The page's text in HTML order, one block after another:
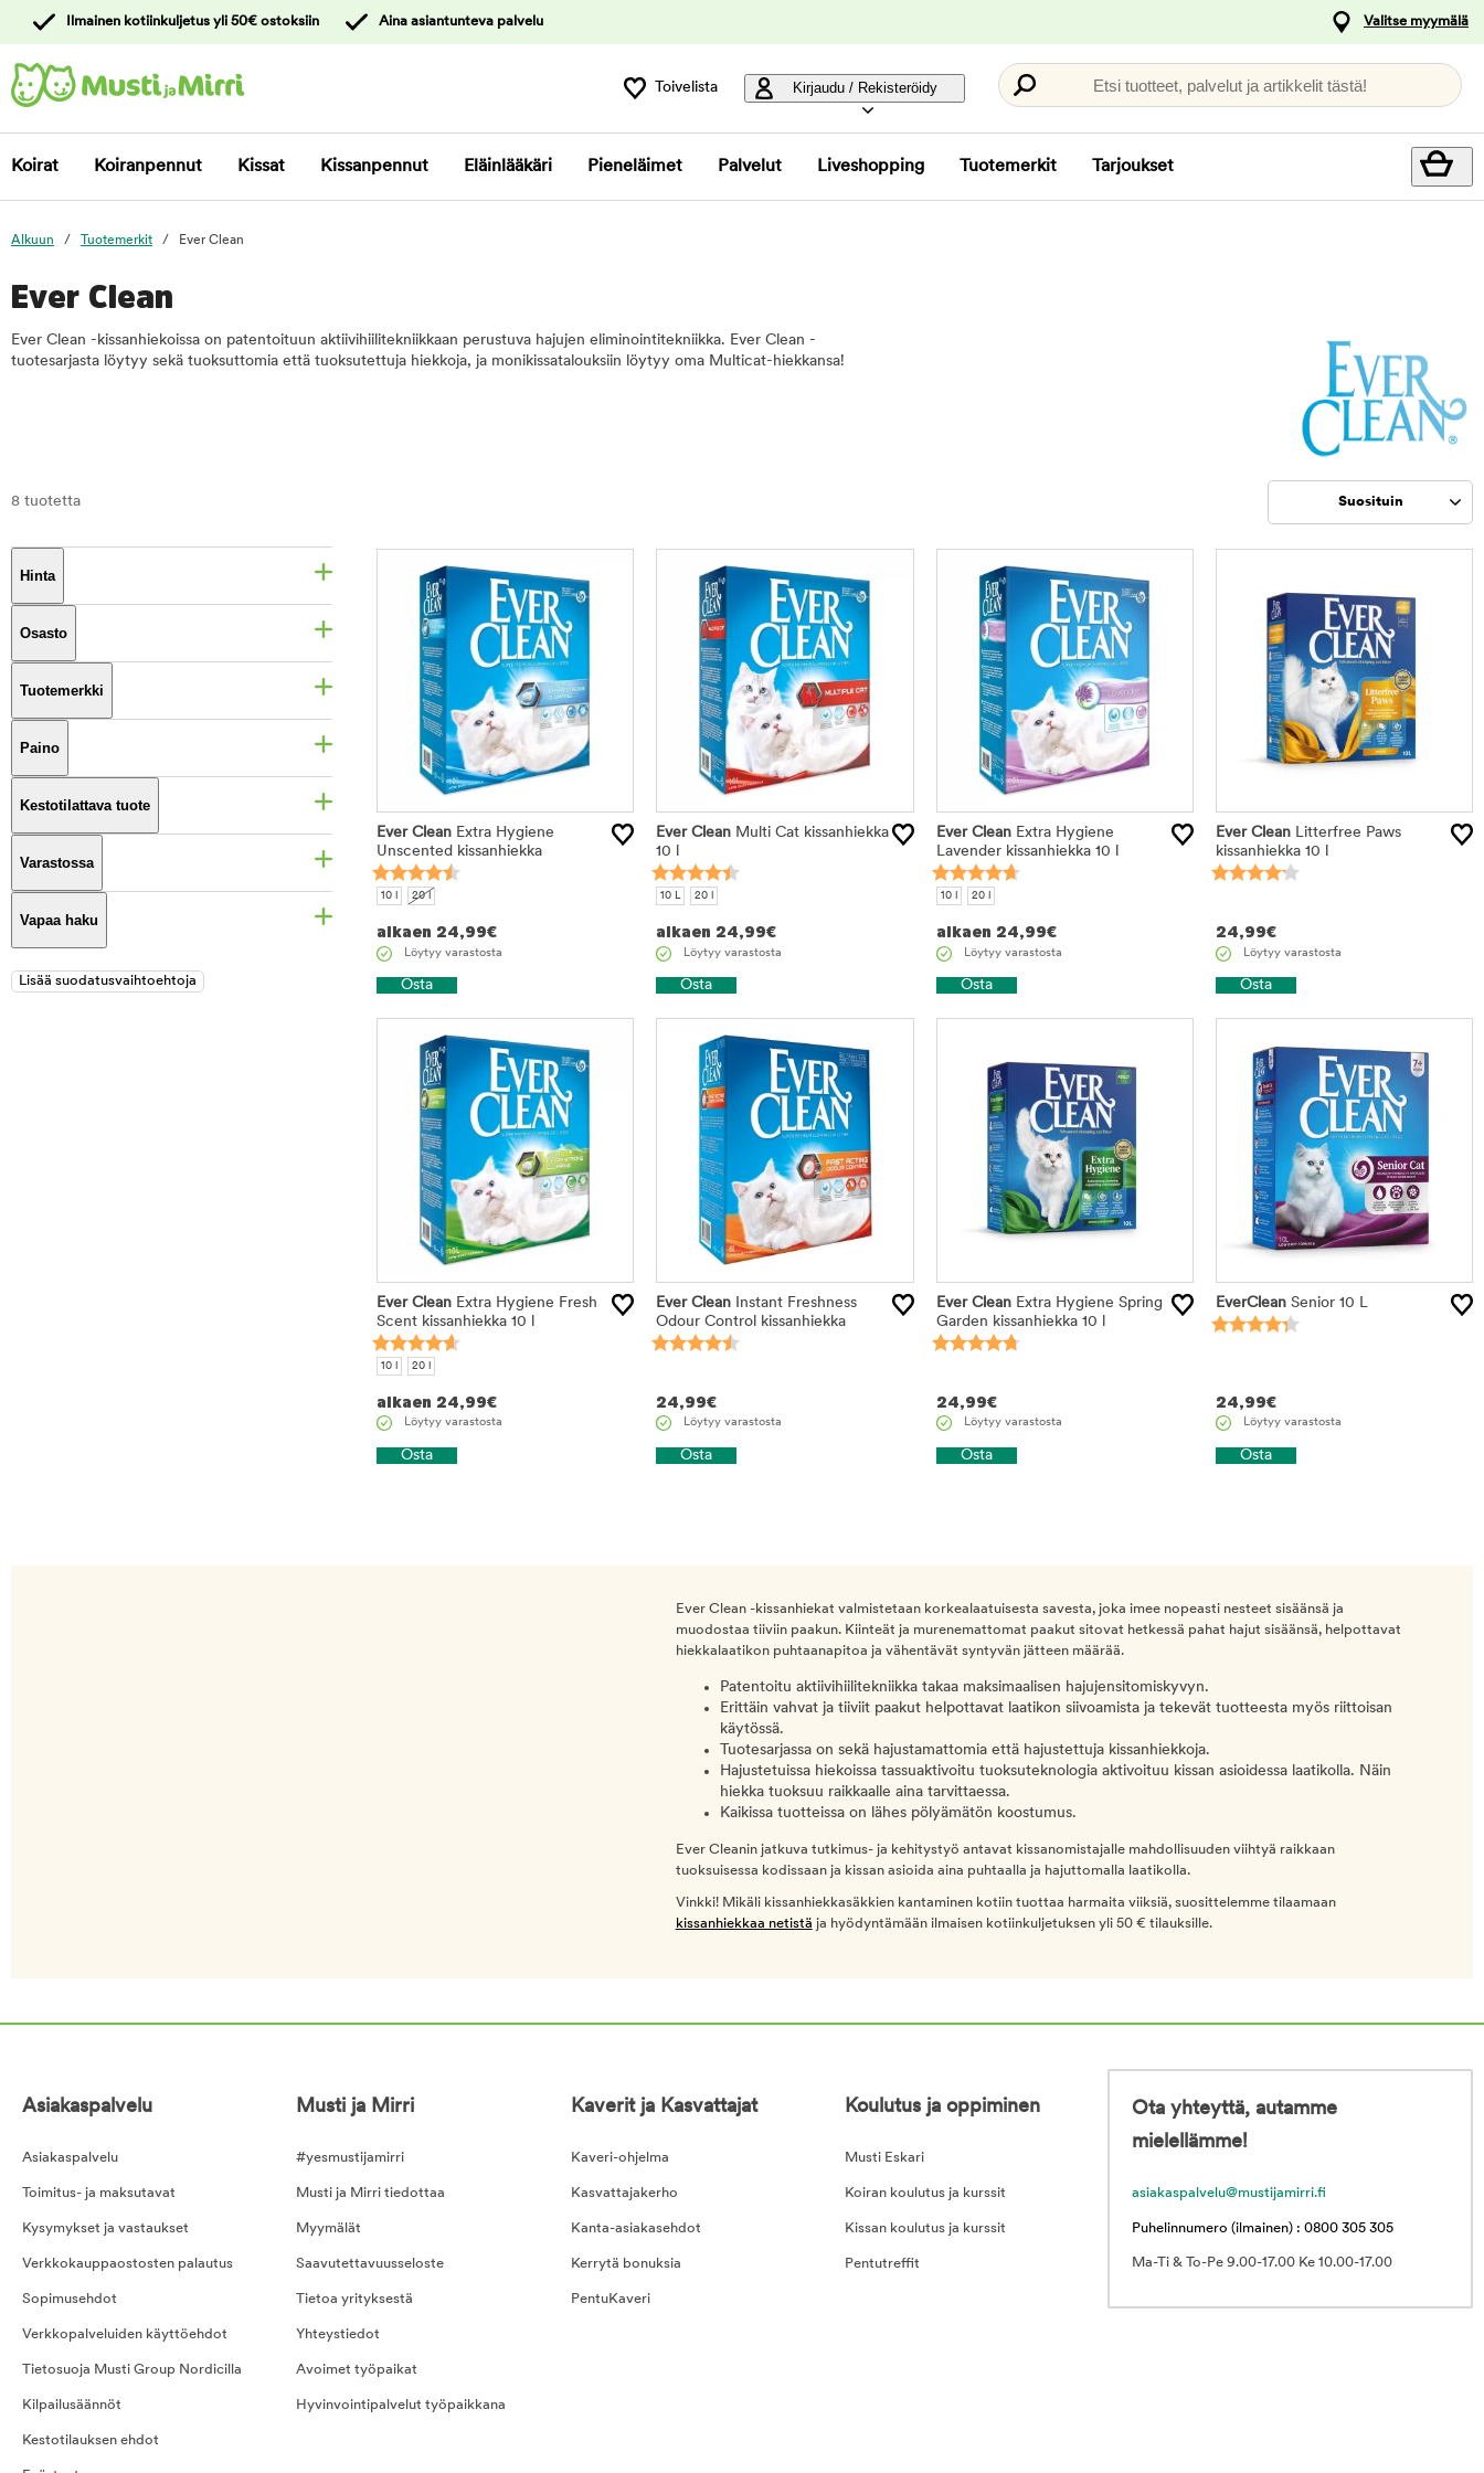
asiakaspalveluun
Ilmainen kotiinkuljetus yli 50€ ostoksiin Aina asiantunteva palvelu Valitse myymälä
Toivelista Kirjaudu / Rekisteröidy Etsi tuotteet, palvelut ja artikkelit tästä!
Koirat Koiranpennut Kissat Kissanpennut Eläinlääkäri Pieneläimet Palvelut Liveshopping Tuotemerkit Tarjoukset
Alkuun Tuotemerkit Ever Clean
Ever Clean
Ever Clean -kissanhiekoissa on patentoituun aktiivihiilitekniikkaan perustuva hajujen eliminointitekniikka. Ever Clean -
tuotesarjasta löytyy sekä tuoksuttomia että tuoksutettuja hiekkoja, ja monikissatalouksiin löytyy oma Multicat-hiekkansa!
8 tuotetta
Hinta
Osasto
Tuotemerkki
Paino
Kestotilattava tuote
Varastossa
Vapaa haku
Suosituin
Ever Clean Extra Hygiene
Unscented kissanhiekka
10 l 20 l
alkaen 24,99€
Löytyy varastosta
Osta
Ever Clean Multi Cat kissanhiekka
10 l
10 L 20 l
alkaen 24,99€
Löytyy varastosta
Osta
Ever CleanExtra Hygiene
Lavender kissanhiekka 10 l
10 l 20 l
alkaen 24,99€
Löytyy varastosta
Osta
Ever CleanLitterfree Paws
kissanhiekka 10 l
24,99€
Löytyy varastosta
Osta
Ever Clean Extra Hygiene Fresh
Scent kissanhiekka 10 l
10 l 20 l
alkaen 24,99€
Löytyy varastosta
Osta
Ever Clean Instant Freshness
Odour Control kissanhiekka
24,99€
Löytyy varastosta
Osta
Ever CleanExtra Hygiene Spring
Garden kissanhiekka 10 l
24,99€
Löytyy varastosta
Osta
EverCleanSenior 10 L
24,99€
Löytyy varastosta
Osta
Ever Clean -kissanhiekat valmistetaan korkealaatuisesta savesta, joka imee nopeasti nesteet sisäänsä ja
muodostaa tiiviin paakun. Kiinteät ja murenemattomat paakut sitovat hetkessä pahat hajut sisäänsä, helpottavat
hiekkalaatikon puhtaanapitoa ja vähentävät syntyvän jätteen määrää.
Patentoitu aktiivihiilitekniikka takaa maksimaalisen hajujensitomiskyvyn.
Erittäin vahvat ja tiiviit paakut helpottavat laatikon siivoamista ja tekevät tuotteesta myös riittoisan
käytössä.
Tuotesarjassa on sekä hajustamattomia että hajustettuja kissanhiekkoja.
Hajustetuissa hiekoissa tassuaktivoitu tuoksuteknologia aktivoituu kissan asioidessa laatikolla. Näin
hiekka tuoksuu raikkaalle aina tarvittaessa.
Kaikissa tuotteissa on lähes pölyämätön koostumus.
Ever Cleanin jatkuva tutkimus- ja kehitystyö antavat kissanomistajalle mahdollisuuden viihtyä raikkaan
tuoksuisessa kodissaan ja kissan asioida aina puhtaalla ja hajuttomalla laatikolla.
Vinkki! Mikäli kissanhiekkasäkkien kantaminen kotiin tuottaa harmaita viiksiä, suosittelemme tilaamaan
kissanhiekkaa netistä ja hyödyntämään ilmaisen kotiinkuljetuksen yli 50 € tilauksille.
Asiakaspalvelu
Asiakaspalvelu
Toimitus- ja maksutavat
Kysymykset ja vastaukset
Verkkokauppaostosten palautus
Sopimusehdot
Verkkopalveluiden käyttöehdot
Tietosuoja Musti Group Nordicilla
Kilpailusäännöt
Kestotilauksen ehdot
Musti ja Mirri
#yesmustijamirri
Musti ja Mirri tiedottaa
Myymälät
Saavutettavuusseloste
Tietoa yrityksestä
Yhteystiedot
Avoimet työpaikat
Hyvinvointipalvelut työpaikkana
Kaverit ja Kasvattajat
Kaveri-ohjelma
Kasvattajakerho
Kanta-asiakasehdot
Kerrytä bonuksia
PentuKaveri
Koulutus ja oppiminen
Musti Eskari
Koiran koulutus ja kurssit
Kissan koulutus ja kurssit
Pentutreffit
Ota yhteyttä, autamme
mielellämme!
asiakaspalvelu@mustijamirri.fi
Puhelinnumero (ilmainen) : 0800 305 305
Ma-Ti & To-Pe 9.00-17.00 Ke 10.00-17.00